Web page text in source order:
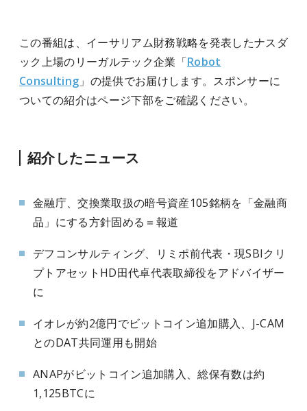
この番組は、 イーサリアム財務戦略を発表したナスダ
ック上場のリーガルテック企業「Robot
Consulting 」の提供でお届けします。 スポンサーに
ついての紹介はページ下部をご確認ください。
紹介したニュース
金融庁、交換業取扱の暗号資産105銘柄を「金融商
品」にする方針固める＝報道
デフコンサルティング、リミポ前代表・現SBIクリ
プトアセットHD田代卓代表取締役をアドバイザー
に
イオレが約2億円でビットコイン追加購入、J-CAM
とのDAT共同運用も開始
ANAPがビットコイン追加購入、総保有数は約
1,125BTCに